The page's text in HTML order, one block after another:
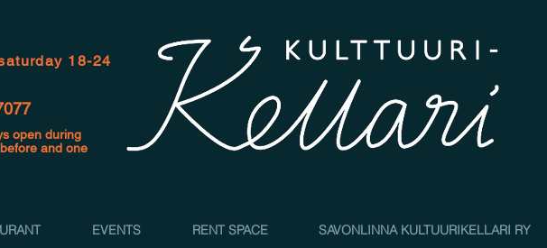
18-24
open during
and one
EVENTS RENT SPACE SAVONLINNA KULTUURIKELLARI RY